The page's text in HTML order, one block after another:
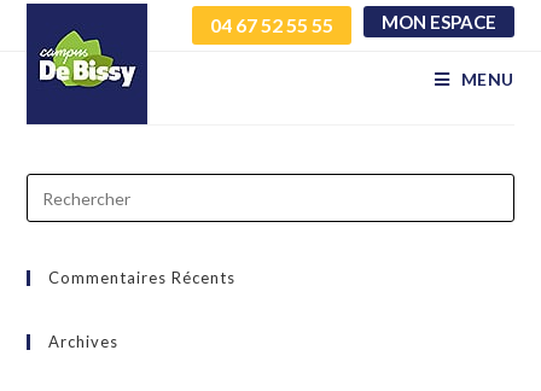
04 67 52 55 55 MON ESPACE
MENU
xfpktwygkr quhoszierp
Commentaires Récents
Archives